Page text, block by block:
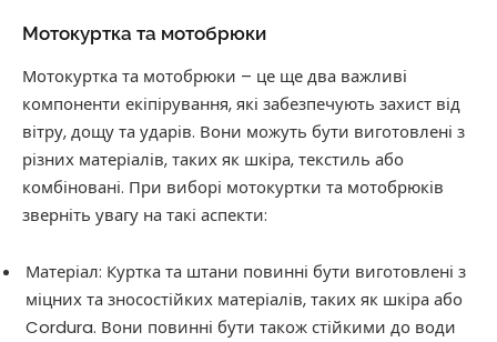
Мотокуртка та мотобрюки
Мотокуртка та мотобрюки – це ще два важливі
компоненти екіпірування, які забезпечують захист від
вітру, дощу та ударів. Вони можуть бути виготовлені з
різних матеріалів, таких як шкіра, текстиль або
комбіновані. При виборі мотокуртки та мотобрюків
зверніть увагу на такі аспекти:
Матеріал: Куртка та штани повинні бути виготовлені з
міцних та зносостійких матеріалів, таких як шкіра або
Cordura. Вони повинні бути також стійкими до води